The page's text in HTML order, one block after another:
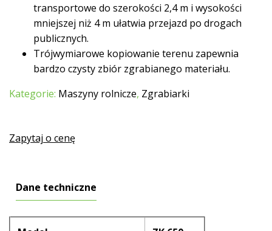
transportowe do szerokości 2,4 m i wysokości
mniejszej niż 4 m ułatwia przejazd po drogach
publicznych.
Trójwymiarowe kopiowanie terenu zapewnia
bardzo czysty zbiór zgrabianego materiału.
Kategorie: Maszyny rolnicze, Zgrabiarki
Zapytaj o cenę
Dane techniczne